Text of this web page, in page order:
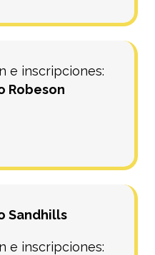
e inscripciones:
Robeson
Sandhills
e inscripciones: